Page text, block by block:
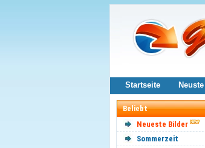
Startseite Neuste
Beliebt
Neueste Bilder
Sommerzeit